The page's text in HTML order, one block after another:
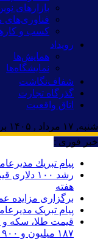
بازارهای
فناوری‌های
کسب و
رویداد
همایش‌ها
نمایشگاه‌ها
شفاف‌نگاشت
گذرگاه تجارت
اتاق واقعیت
شنبه, ۱۷ مرداد , ۱۴۰۵ برابر با - Saturday, 8 August , 2026
خبر فوری :
پیام تبریك
رشد ۱۰۰
هفته
برگزاری مزایده عمومی ۱۲۷ فقره از املاك
پیام تبریک
۱۸۷ میلیون و ۹۰۰ هزار تومان